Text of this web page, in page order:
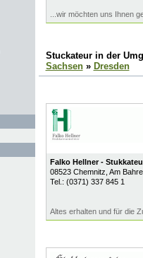
...wir möchten uns Ihnen
Stuckateur in der
Sachsen» Dresden
Falko Hellner -
08523 Chemnitz , Am
Tel.: (0371) 337 845 1
Altes erhalten und für die